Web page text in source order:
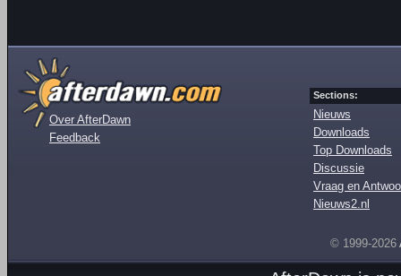
Over AfterDawn
Feedback
Sections:
Nieuws
Downloads
Top Downloads
Discussie
Vraag en
Nieuws2.nl
© 1999-2026